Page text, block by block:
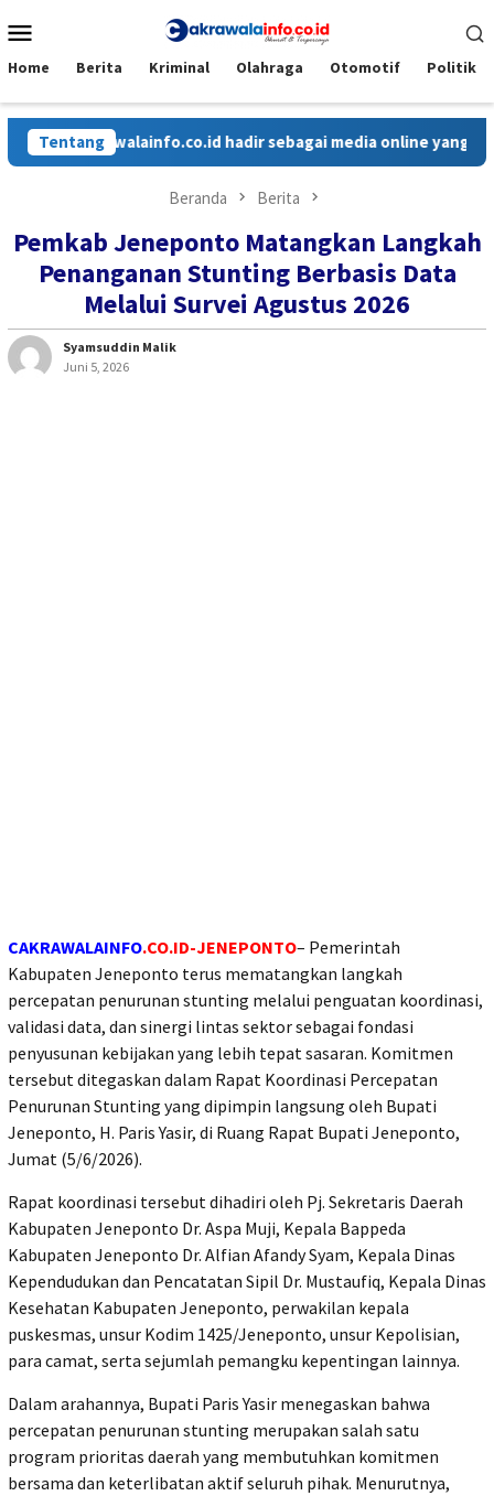
ke
Mobile
Home Berita Kriminal Olahraga Otomotif Politik
Tentang
Cakrawalainfo.co.id hadir sebagai media online yang
Beranda Berita
Pemkab Jeneponto Matangkan Langkah
Penanganan Stunting Berbasis Data
Melalui Survei Agustus 2026
Syamsuddin Malik
Juni 5, 2026
CAKRAWALAINFO.CO.ID-JENEPONTO– Pemerintah
Kabupaten Jeneponto terus mematangkan langkah
percepatan penurunan stunting melalui penguatan koordinasi,
validasi data, dan sinergi lintas sektor sebagai fondasi
penyusunan kebijakan yang lebih tepat sasaran. Komitmen
tersebut ditegaskan dalam Rapat Koordinasi Percepatan
Penurunan Stunting yang dipimpin langsung oleh Bupati
Jeneponto, H. Paris Yasir, di Ruang Rapat Bupati Jeneponto,
Jumat (5/6/2026).
Rapat koordinasi tersebut dihadiri oleh Pj. Sekretaris Daerah
Kabupaten Jeneponto Dr. Aspa Muji, Kepala Bappeda
Kabupaten Jeneponto Dr. Alfian Afandy Syam, Kepala Dinas
Kependudukan dan Pencatatan Sipil Dr. Mustaufiq, Kepala Dinas
Kesehatan Kabupaten Jeneponto, perwakilan kepala
puskesmas, unsur Kodim 1425/Jeneponto, unsur Kepolisian,
para camat, serta sejumlah pemangku kepentingan lainnya.
Dalam arahannya, Bupati Paris Yasir menegaskan bahwa
percepatan penurunan stunting merupakan salah satu
program prioritas daerah yang membutuhkan komitmen
bersama dan keterlibatan aktif seluruh pihak. Menurutnya,